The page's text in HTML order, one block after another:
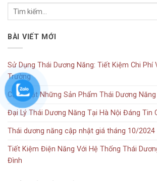
BÀI VIẾT MỚI
Sử Dụng Thái Dương Năng: Tiết Kiệm Chi Phí
Trường
Cập Nhật Những Sản Phẩm Thái Dương
Đại Lý Thái Dương Năng Tại Hà Nội Đáng Tin
Thái dương năng cập nhật giá tháng 10/2024
Tiết Kiệm Điện Năng Với Hệ Thống Thái
Đình